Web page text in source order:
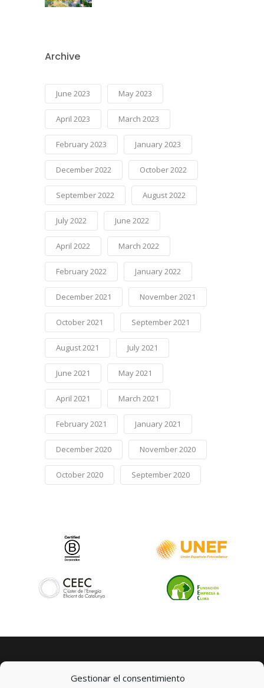
Gestionar el consentimiento
Archive
June 2023 May 2023
April 2023 March 2023
February 2023 January 2023
December 2022 October 2022
September 2022 August 2022
July 2022 June 2022
April 2022 March 2022
February 2022 January 2022
December 2021 November 2021
October 2021 September 2021
August 2021 July 2021
June 2021 May 2021
April 2021 March 2021
February 2021 January 2021
December 2020 November 2020
October 2020 September 2020